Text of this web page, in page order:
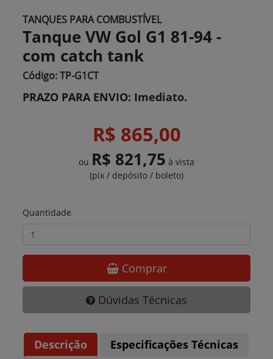
TANQUES PARA COMBUSTÍVEL
Tanque VW Gol G1 81-94 -
com catch tank
Código: TP-G1CT
PRAZO PARA ENVIO: Imediato.
R$ 865,00
ou R$ 821,75 à vista
(pix / depósito / boleto)
Quantidade
Comprar
Dúvidas Técnicas
Descrição
Especificações Técnicas